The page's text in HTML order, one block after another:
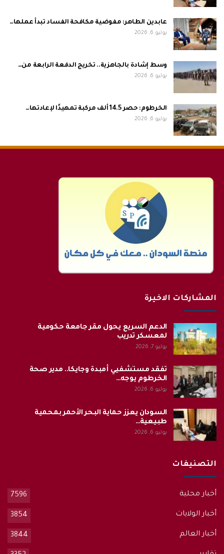
عابدين الطاهر: مفوضية مكافحة الفساد تبدأ عملها…
يوليو 6, 2026
وسط إشادة بالجاهزية.. تخريج الدفعة الرابعة من…
يوليو 6, 2026
الخرطوم: حصر 14.5 ألف مركبة تمهيدًا لإعادتها…
يوليو 6, 2026
المشاركات الاخيرة
الدعم السريع يحول مقر جامعة حكومية
لمعسكر تدريب
يوليو 7, 2026
تفقد مستشفيي أمبدة وجايكا.. مدير صحة
الخرطوم يوجه…
يوليو 6, 2026
السودان يعزز حماية البحر الأحمر بمحمية
طبيعية…
يوليو 6, 2026
التصنيفات
أخبار محلية 7596
أخبار الولايات 3854
أخبار العالم 3844